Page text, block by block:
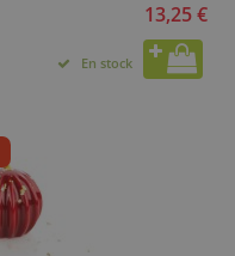
13,25 €
En stock